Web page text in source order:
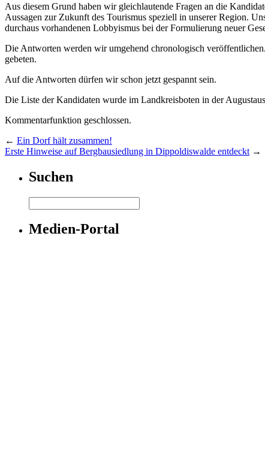
Aus diesem Grund haben wir gleichlautende Fragen an die
Aussagen zur Zukunft des Tourismus speziell in unserer Region.
durchaus vorhandenen Lobbyismus bei der Formulierung neuer
Die Antworten werden wir umgehend chronologisch
gebeten.
Auf die Antworten dürfen wir schon jetzt gespannt sein.
Die Liste der Kandidaten wurde im Landkreisboten in der
Kommentarfunktion geschlossen.
← Ein Dorf hält zusammen!
Erste Hinweise auf Bergbausiedlung in Dippoldiswalde entdeckt →
Suchen
Medien-Portal